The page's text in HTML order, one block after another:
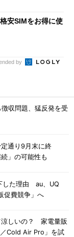
安SIMをお得に使
by
収問題、猛反発を受
通り9月末に終
」の可能性も
した理由 au、UQ
促費競争」へ
涼しいの？ 家電量販
Cold Air Pro」を試